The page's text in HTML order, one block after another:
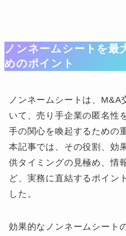
ノンネームシートを最
めのポイント
ノンネームシートは、M&A
いて、売り手企業の匿名性
手の関心を喚起するための
本記事では、その役割、効
供タイミングの見極め、情
ど、実務に直結するポイン
した。
効果的なノンネームシート